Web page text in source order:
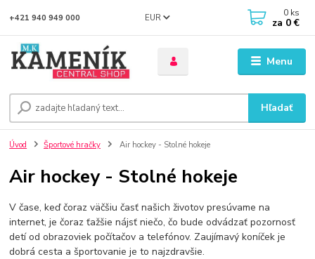
Menu
EUR
Hľadať
+421 940 949 000 0 ks
za 0 €
Úvod Športové hračky Air hockey - Stolné hokeje
Air hockey - Stolné hokeje
V čase, keď čoraz väčšiu časť našich životov presúvame na
internet, je čoraz ťažšie nájsť niečo, čo bude odvádzať pozornosť
detí od obrazoviek počítačov a telefónov. Zaujímavý koníček je
dobrá cesta a športovanie je to najzdravšie.